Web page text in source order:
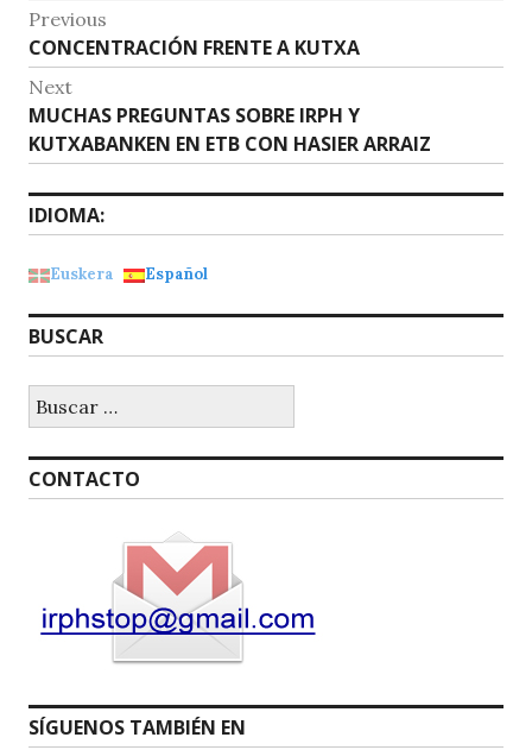
p
p
o
o
k
Navegación
de
entradas
Previous
Previous
post:
CONCENTRACIÓN FRENTE A KUTXA
Next
Next
post:
MUCHAS PREGUNTAS SOBRE IRPH Y
KUTXABANKEN EN ETB CON HASIER ARRAIZ
IDIOMA:
Euskera Español
BUSCAR
CONTACTO
SÍGUENOS TAMBIÉN EN